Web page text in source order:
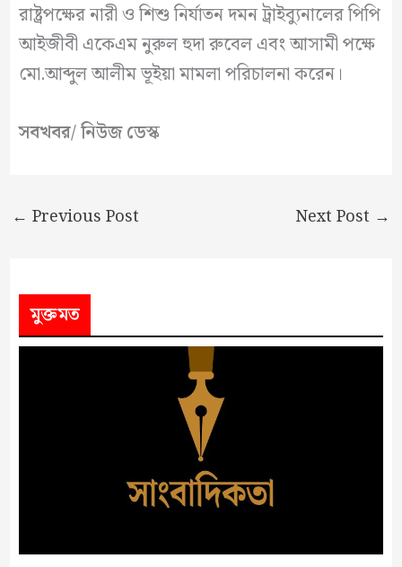
রাষ্ট্রপক্ষের নারী ও শিশু নির্যাতন দমন ট্রাইব্যুনালের পিপি
আইজীবী একেএম নুরুল হুদা রুবেল এবং আসামী পক্ষে
মো.আব্দুল আলীম ভূইয়া মামলা পরিচালনা করেন।
সবখবর/ নিউজ ডেস্ক
← Previous Post Next Post →
মুক্তমত